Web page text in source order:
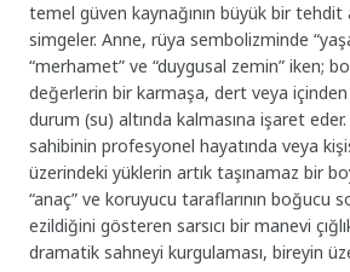
temel güven kaynağının büyük bir tehdit
simgeler. Anne, rüya sembolizminde
“merhamet” ve “duygusal zemin” iken;
değerlerin bir karmaşa, dert veya içinden
durum (su) altında kalmasına işaret
sahibinin profesyonel hayatında veya
üzerindeki yüklerin artık taşınamaz bir
“anaç” ve koruyucu taraflarının boğucu
ezildiğini gösteren sarsıcı bir manevi
dramatik sahneyi kurgulaması, bireyin